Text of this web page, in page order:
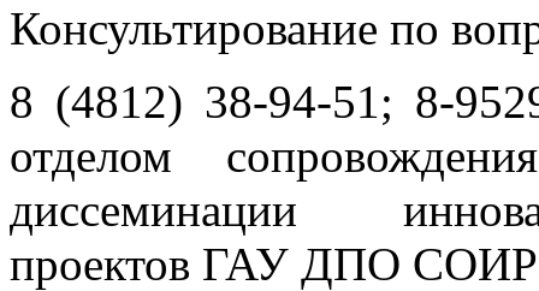
Консультирование по
8 (4812) 38-94-51; 8-
отделом
диссеминации
проектов ГАУ ДПО